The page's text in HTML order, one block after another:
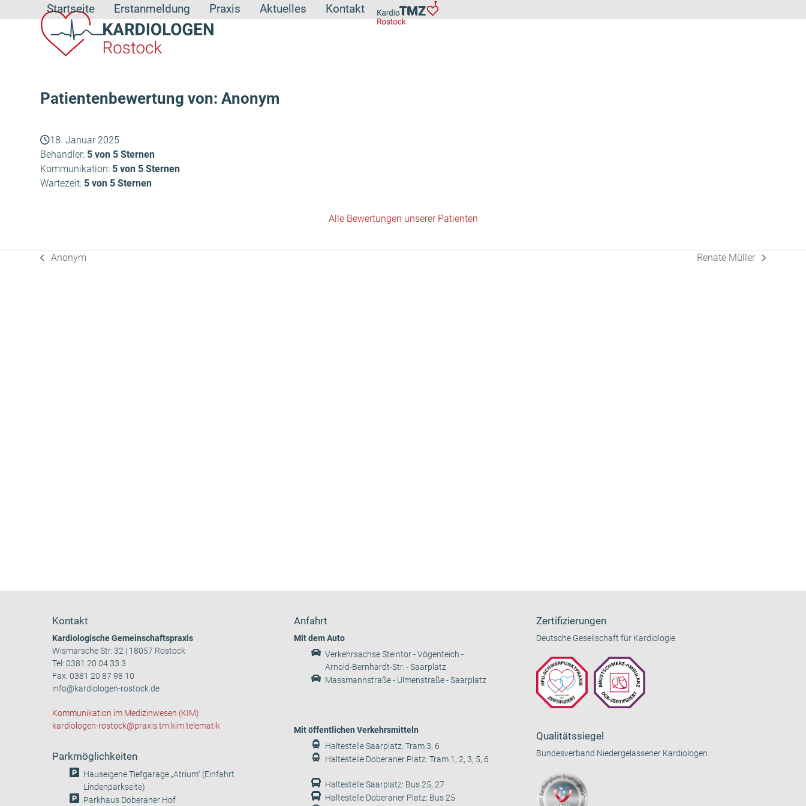
to
Startseite Erstanmeldung Praxis Aktuelles Kontakt
Patientenbewertung von: Anonym
18. Januar 2025
Behandler: 5 von 5 Sternen
Kommunikation: 5 von 5 Sternen
Wartezeit: 5 von 5 Sternen
Alle Bewertungen unserer Patienten
vorheriger
Anonym
Nächster
Renate Müller
Kontakt
Kardiologische Gemeinschaftspraxis
Wismarsche Str. 32 | 18057 Rostock
Tel:0381 20 04 33 3
Fax: 0381 20 87 98 10
info@kardiologen-rostock.de
Kommunikation im Medizinwesen (KIM)
kardiologen-rostock@praxis.tm.kim.telematik
Parkmöglichkeiten
Hauseigene Tiefgarage „Atrium“ (Einfahrt
Lindenparkseite)
Parkhaus Doberaner Hof
Anfahrt
Mit dem Auto
Verkehrsachse Steintor - Vögenteich -
Arnold-Bernhardt-Str. - Saarplatz
Massmannstraße - Ulmenstraße - Saarplatz
Mit öffentlichen Verkehrsmitteln
Haltestelle Saarplatz: Tram 3, 6
Haltestelle Doberaner Platz: Tram 1, 2, 3, 5, 6
Haltestelle Saarplatz: Bus 25, 27
Haltestelle Doberaner Platz: Bus 25
Zertifizierungen
Deutsche Gesellschaft für Kardiologie
Qualitätssiegel
Bundesverband Niedergelassener Kardiologen